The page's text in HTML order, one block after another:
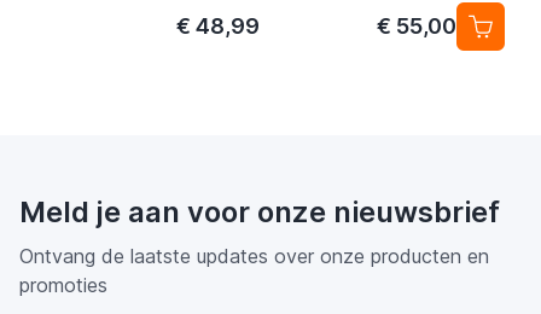
€ 48,99 € 55,00
Meld je aan voor onze nieuwsbrief
Ontvang de laatste updates over onze producten en
promoties